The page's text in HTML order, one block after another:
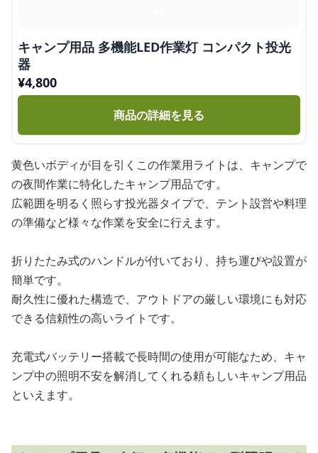
キャンプ用品 多機能LED作業灯 コンパクト投光
器
¥4,800
商品の詳細を見る
黄色いボディが目を引くこの作業用ライトは、キャンプで
の夜間作業に特化したキャンプ用品です。
広範囲を明るく照らす投光器タイプで、テント設営や料理
の準備など様々な作業を安全に行えます。
折りたたみ式のハンドルが付いており、持ち運びや設置が
簡単です。
耐久性に優れた構造で、アウトドアの厳しい環境にも対応
できる信頼性の高いライトです。
充電式バッテリー搭載で長時間の使用が可能なため、キャ
ンプ中の照明不安を解消してくれる頼もしいキャンプ用品
といえます。